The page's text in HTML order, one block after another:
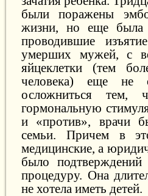
были поражены
жизни, но еще была
проводившие
умерших мужей, с
яйцеклетки (тем
человека) еще не
осложниться
гормональную
и «против», врачи
семьи. Причем в
медицинские, а
было
процедуру. Она
не хотела иметь детей.